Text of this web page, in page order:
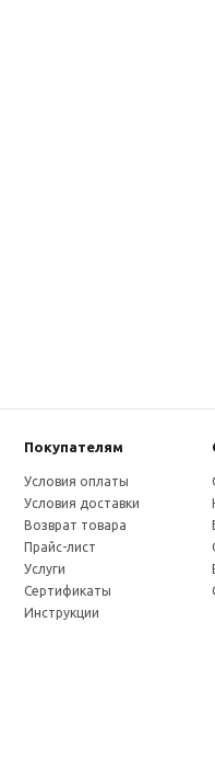
Покупателям
Условия оплаты
Условия доставки
Возврат товара
Прайс-лист
Услуги
Сертификаты
Инструкции